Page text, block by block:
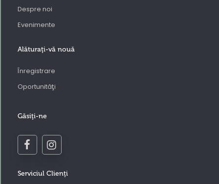
Despre noi
Evenimente
Alăturaţi-vă nouă
Înregistrare
Oportunităţi
Găsiţi-ne
Serviciul Clienţi